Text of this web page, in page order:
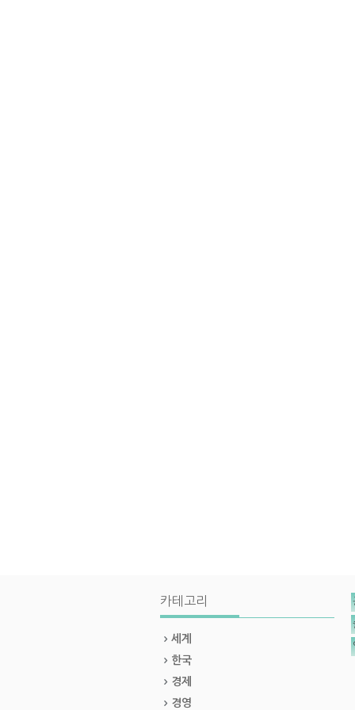
카테고리
세계
한국
경제
경영